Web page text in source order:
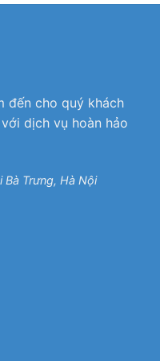
đến cho quý khách
dịch vụ hoàn hảo
Bà Trưng, Hà Nội